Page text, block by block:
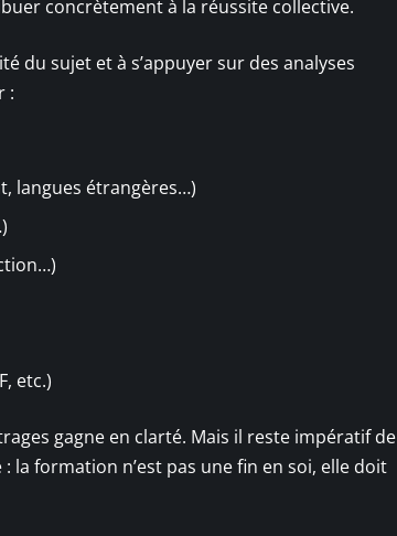
concrètement à la réussite collective.
du sujet et à s’appuyer sur des analyses
:
langues étrangères…)
etc.)
gagne en clarté. Mais il reste impératif de
la formation n’est pas une fin en soi, elle doit